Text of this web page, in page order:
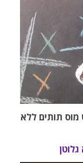
מוס תותים ללא